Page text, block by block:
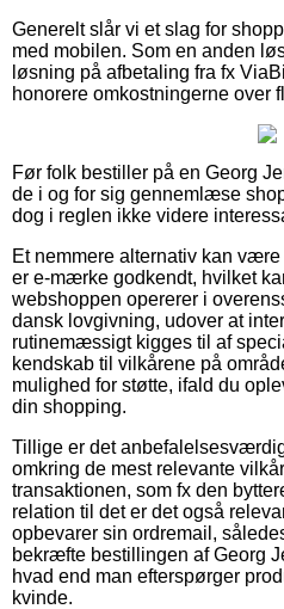
Generelt slår vi et slag for
med mobilen. Som en anden
løsning på afbetaling fra fx
honorere omkostningerne over
Før folk bestiller på en Georg
de i og for sig gennemlæse
dog i reglen ikke videre
Et nemmere alternativ kan
er e-mærke godkendt, hvilket
webshoppen opererer i
dansk lovgivning, udover at
rutinemæssigt kigges til af
kendskab til vilkårene på
mulighed for støtte, ifald du
din shopping.
Tillige er det
omkring de mest relevante
transaktionen, som fx den
relation til det er det også
opbevarer sin ordremail,
bekræfte bestillingen af Georg
hvad end man efterspørger
kvinde.